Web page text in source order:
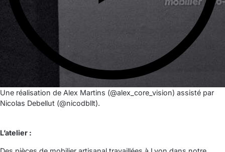
Une réalisation de Alex Martins (@alex_core_vision) assisté par
Nicolas Debellut (@nicodbllt).
L’atelier :